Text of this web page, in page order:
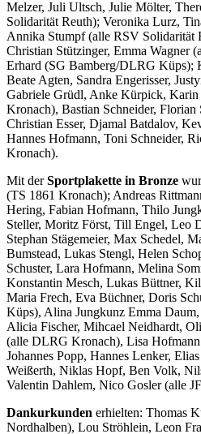
Melzer, Juli Ultsch, Julie Mölter,
Solidarität Reuth); Veronika Lurz,
Annika Stumpf (alle RSV Solidarität
Christian Stützinger, Emma Wagner
Erhard (SG Bamberg/DLRG Küps);
Beate Agten, Sandra Engerisser,
Gabriele Grüdl, Anke Kürpick,
Kronach), Bastian Schneider, Florian
Christian Esser, Djamal Batdalov,
Hannes Hofmann, Toni Schneider,
Kronach).
Mit derSportplakette in Bronze
(TS 1861 Kronach); Andreas
Hering, Fabian Hofmann, Thilo
Steller, Moritz Först, Till Engel, Leo
Stephan Stägemeier, Max Schedel,
Bumstead, Lukas Stengl, Helen
Schuster, Lara Hofmann, Melina
Konstantin Mesch, Lukas Büttner,
Maria Frech, Eva Büchner, Doris
Küps), Alina Jungkunz Emma
Alicia Fischer, Mihcael Neidhardt,
(alle DLRG Kronach), Lisa
Johannes Popp, Hannes Lenker,
Weißerth, Niklas Hopf, Ben Volk,
Valentin Dahlem, Nico Gosler (alle
Dankurkunden erhielten: Thomas
Nordhalben), Lou Ströhlein, Leon